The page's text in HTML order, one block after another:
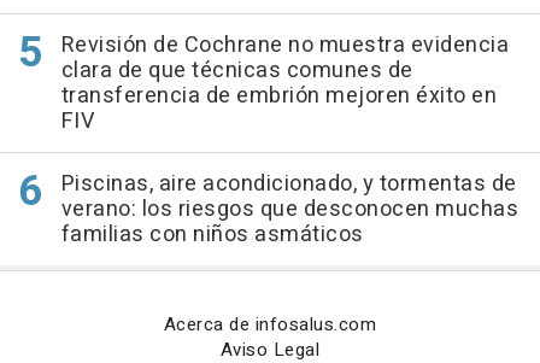
Revisión de Cochrane no muestra evidencia
clara de que técnicas comunes de
transferencia de embrión mejoren éxito en
FIV
Piscinas, aire acondicionado, y tormentas de
verano: los riesgos que desconocen muchas
familias con niños asmáticos
Acerca de infosalus.com
Aviso Legal